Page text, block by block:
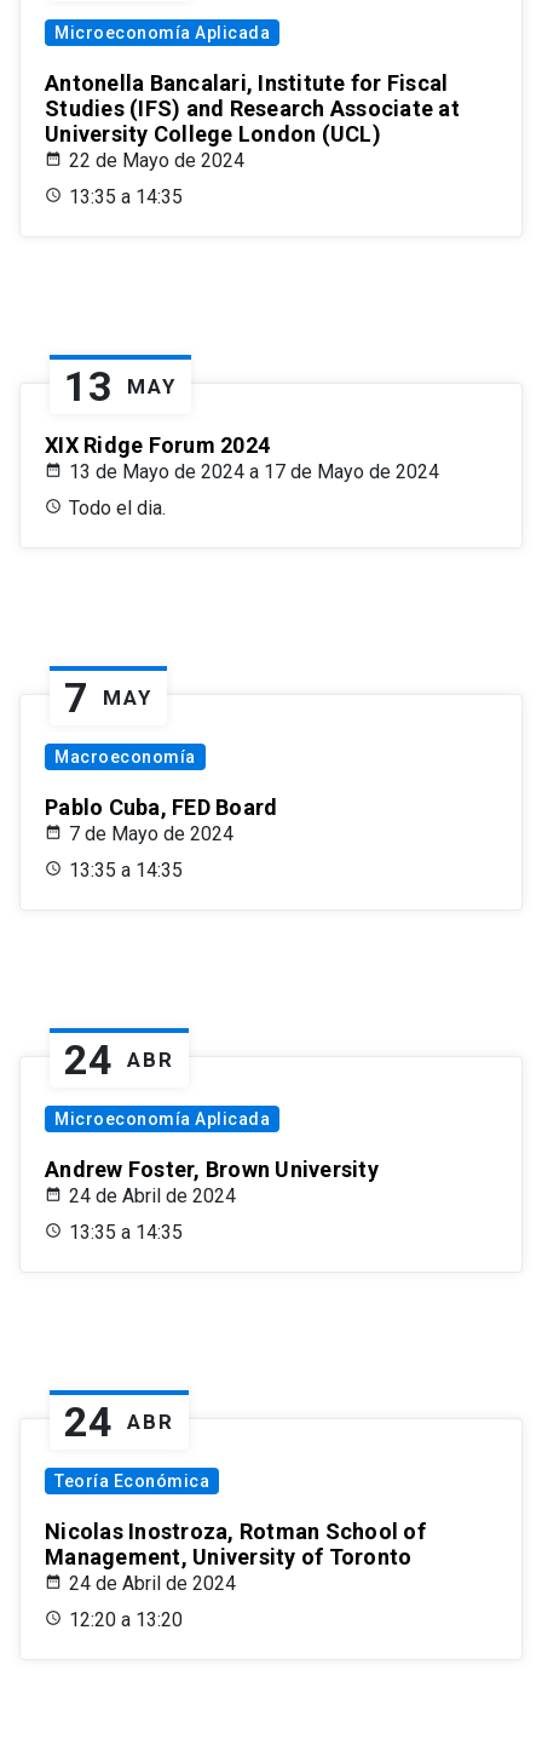
Microeconomía Aplicada
Antonella Bancalari, Institute for Fiscal
Studies (IFS) and Research Associate at
University College London (UCL)
22 de Mayo de 2024
13:35 a 14:35
13 MAY
XIX Ridge Forum 2024
13 de Mayo de 2024 a 17 de Mayo de 2024
Todo el dia.
7 MAY
Macroeconomía
Pablo Cuba, FED Board
7 de Mayo de 2024
13:35 a 14:35
24 ABR
Microeconomía Aplicada
Andrew Foster, Brown University
24 de Abril de 2024
13:35 a 14:35
24 ABR
Teoría Económica
Nicolas Inostroza, Rotman School of
Management, University of Toronto
24 de Abril de 2024
12:20 a 13:20